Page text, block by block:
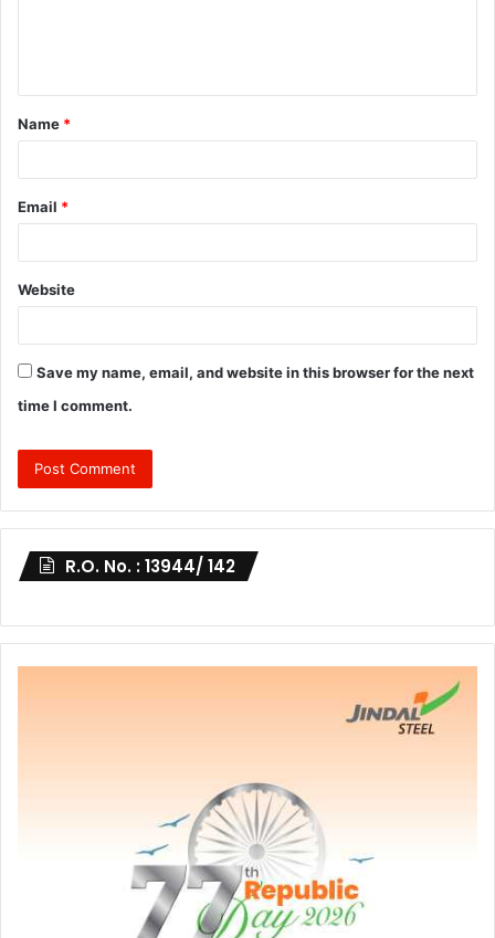
t
*
Name *
Email *
Website
Save my name, email, and website in this browser for the next
time I comment.
R.O. No. : 13944/ 142